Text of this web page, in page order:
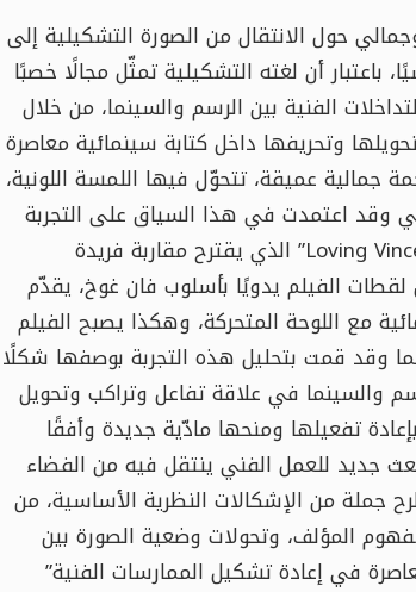
حول الانتقال من الصورة التشكيلية إلى
أن لغته التشكيلية تمثّل مجالًا خصبًا
الفنية بين الرسم والسينما، من خلال
وتحريفها داخل كتابة سينمائية معاصرة
جمالية عميقة، تتحوّل فيها اللمسة اللونية،
وقد اعتمدت في هذا السياق على التجربة
الفيلمية لكلٍّ من دوروتا كوبييلا وهيو ويلشمان وخاصة فيلم “Loving Vincent” الذي يقترح مقاربة فريدة
الفيلم يدويًا بأسلوب فان غوخ، يقدّم
مع اللوحة المتحركة، وهكذا يصبح الفيلم
وقد قمت بتحليل هذه التجربة بوصفها شكلًا
والسينما في علاقة تفاعل وتراكب وتحويل
تفعيلها ومنحها مادّية جديدة وأفقًا
جديد للعمل الفني ينتقل فيه من الفضاء
جملة من الإشكالات النظرية الأساسية، من
المؤلف، وتحولات وضعية الصورة بين
في إعادة تشكيل الممارسات الفنية”